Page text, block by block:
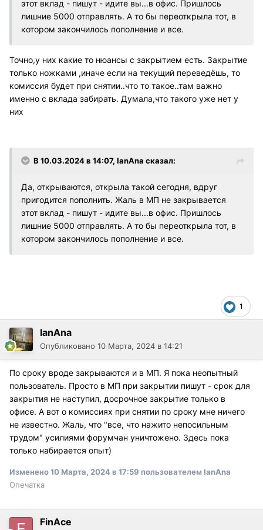
этот вклад - пишут - идите вы...в офис. Пришлось
лишние 5000 отправлять. А то бы переоткрыла тот, в
котором закончилось пополнение и все.
Точно,у них какие то нюансы с закрытием есть. Закрытие
только ножками ,иначе если на текущий переведёшь, то
комиссия будет при снятии..что то такое..там важно
именно с вклада забирать. Думала,что такого уже нет у
них
В 10.03.2024 в 14:07, IanAna сказал:
Да, открываются, открыла такой сегодня, вдруг
пригодится пополнить. Жаль в МП не закрывается
этот вклад - пишут - идите вы...в офис. Пришлось
лишние 5000 отправлять. А то бы переоткрыла тот, в
котором закончилось пополнение и все.
1
IanAna
Опубликовано 10 Марта, 2024 в 14:21
По сроку вроде закрываются и в МП. Я пока неопытный
пользователь. Просто в МП при закрытии пишут - срок для
закрытия не наступил, досрочное закрытие только в
офисе. А вот о комиссиях при снятии по сроку мне ничего
не известно. Жаль, что "все, что нажито непосильным
трудом" усилиями форумчан уничтожено. Здесь пока
только набирается опыт)
Изменено10 Марта, 2024 в 17:59 пользователем IanAna
Опечатка
FinAce